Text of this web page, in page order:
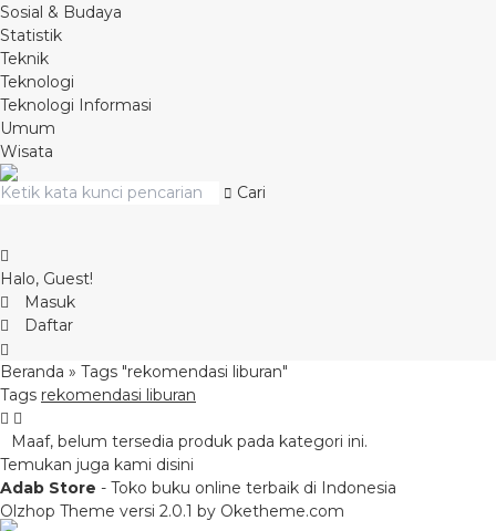
Sosial & Budaya
Statistik
Teknik
Teknologi
Teknologi Informasi
Umum
Wisata
Cari
Halo, Guest!
Masuk
Daftar
Beranda » Tags "rekomendasi liburan"
Tags rekomendasi liburan
Maaf, belum tersedia produk pada kategori ini.
Temukan juga kami disini
Adab Store - Toko buku online terbaik di Indonesia
Olzhop Theme versi 2.0.1 by Oketheme.com